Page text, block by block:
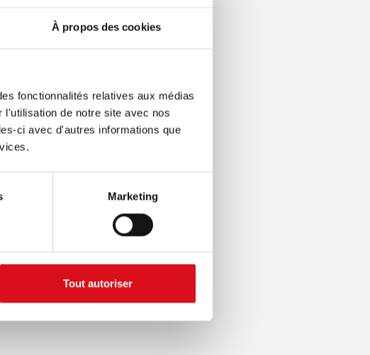
À propos des cookies
fonctionnalités relatives aux médias
de notre site avec nos
ci avec d'autres informations que
Marketing
Tout autoriser